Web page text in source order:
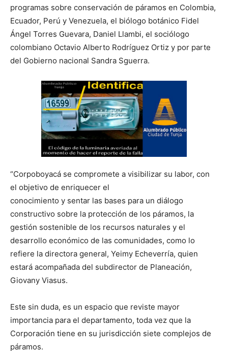
programas sobre conservación de páramos en Colombia,
Ecuador, Perú y Venezuela, el biólogo botánico Fidel
Ángel Torres Guevara, Daniel Llambi, el sociólogo
colombiano Octavio Alberto Rodríguez Ortiz y por parte
del Gobierno nacional Sandra Sguerra.
“Corpoboyacá se compromete a visibilizar su labor, con
el objetivo de enriquecer el
conocimiento y sentar las bases para un diálogo
constructivo sobre la protección de los páramos, la
gestión sostenible de los recursos naturales y el
desarrollo económico de las comunidades, como lo
refiere la directora general, Yeimy Echeverría, quien
estará acompañada del subdirector de Planeación,
Giovany Viasus.
Este sin duda, es un espacio que reviste mayor
importancia para el departamento, toda vez que la
Corporación tiene en su jurisdicción siete complejos de
páramos.